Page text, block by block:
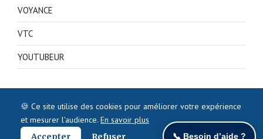
VOYANCE
VTC
YOUTUBEUR
🍪 Ce site utilise des cookies pour améliorer votre expérience
et mesurer l’audience. En savoir plus
Accepter
Refuser 📞 Besoin d’aide ?